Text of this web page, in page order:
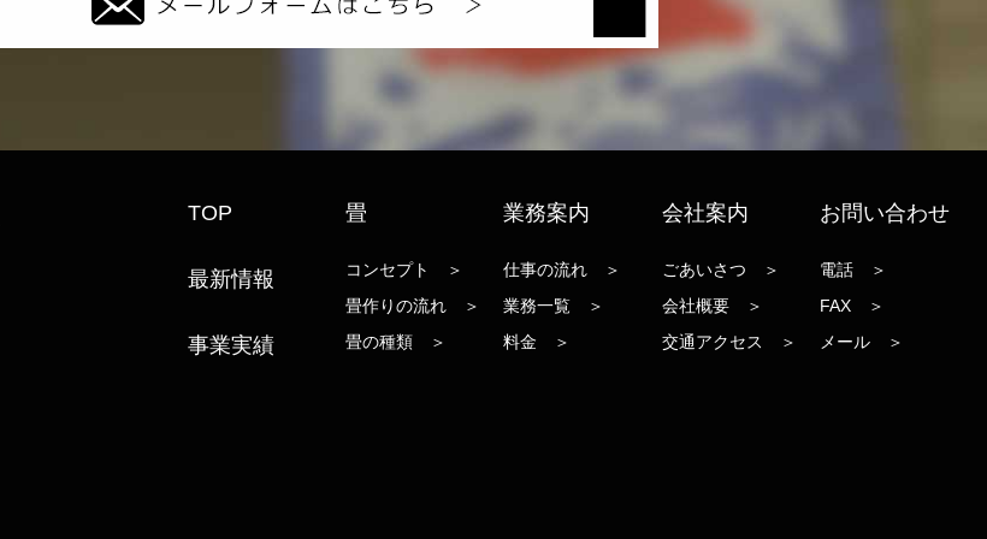
TOP
最新情報
事業実績
畳
コンセプト ＞
畳作りの流れ ＞
畳の種類 ＞
業務案内
仕事の流れ ＞
業務一覧 ＞
料金 ＞
会社案内
ごあいさつ ＞
会社概要 ＞
交通アクセス ＞
お問い合わせ
電話 ＞
FAX ＞
メール ＞